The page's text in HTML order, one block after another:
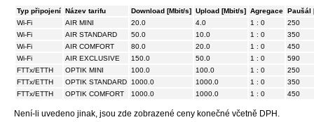
Typ připojení Název tarifu Download [Mbit/s] Upload [Mbit/s] Agregace Paušál
Wi-Fi
AIR MINI 20.0 4.0 1 : 0
250
Wi-Fi
AIR STANDARD 50.0 10.0 1 : 0
350
Wi-Fi
AIR COMFORT 80.0 20.0 1 : 0
450
Wi-Fi
AIR EXCLUSIVE 150.0 50.0 1 : 0
590
FTTx/ETTH
OPTIK MINI 100.0 100.0 1 : 0
250
FTTx/ETTH
OPTIK STANDARD 1000.0 1000.0 1 : 0
350
FTTx/ETTH
OPTIK COMFORT 1000.0 1000.0 1 : 0 450
Není-li uvedeno jinak, jsou zde zobrazené ceny konečné včetně DPH.